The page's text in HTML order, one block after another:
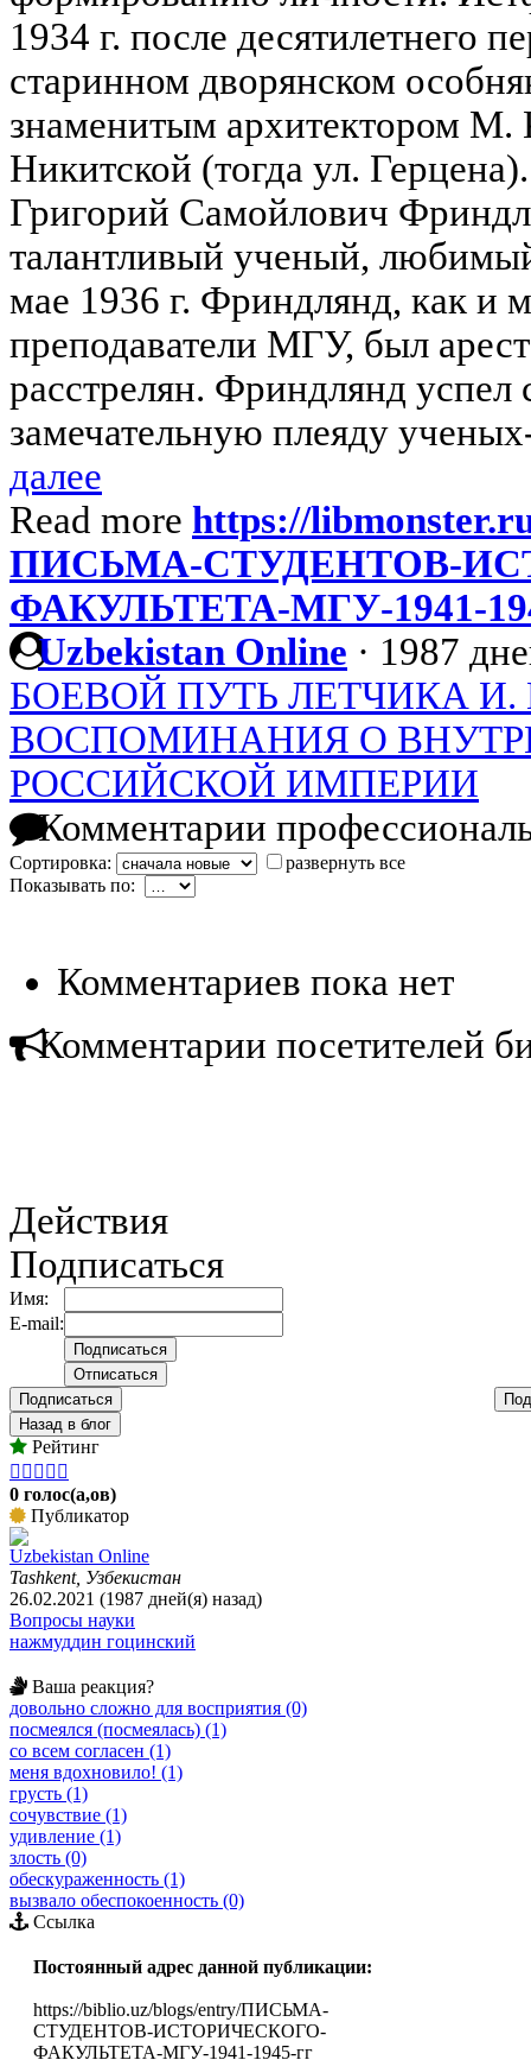
1934 г. после десятилетнего
старинном дворянском
знаменитым архитектором М.
Никитской (тогда ул.
Григорий Самойлович
талантливый ученый,
мае 1936 г. Фриндлянд, как и
преподаватели МГУ, был
расстрелян. Фриндлянд успел
замечательную плеяду
далее
Read more https://
ПИСЬМА-СТУДЕНТОВ-
ФАКУЛЬТЕТА-МГУ-1941-
Uzbekistan Online · 1987
БОЕВОЙ ПУТЬ ЛЕТЧИКА И.
ВОСПОМИНАНИЯ О
РОССИЙСКОЙ ИМПЕРИИ
Комментарии
Сортировка:
развернуть все
Показывать по:
Комментариев пока нет
Комментарии посетителей
Действия
Подписаться
Имя:
E-mail:
Подписаться
Назад в блог
Рейтинг
    
0 голос(а,ов)
Публикатор
Uzbekistan Online
Tashkent, Узбекистан
26.02.2021 (1987 дней(я) назад)
Вопросы науки
нажмуддин гоцинский
Ваша реакция?
довольно сложно для восприятия (0)
посмеялся (посмеялась) (1)
со всем согласен (1)
меня вдохновило! (1)
грусть (1)
сочувствие (1)
удивление (1)
злость (0)
обескураженность (1)
вызвало обеспокоенность (0)
Ссылка
Постоянный адрес данной публикации:
https://biblio.uz/blogs/entry/ПИСЬМА-
СТУДЕНТОВ-ИСТОРИЧЕСКОГО-
ФАКУЛЬТЕТА-МГУ-1941-1945-гг